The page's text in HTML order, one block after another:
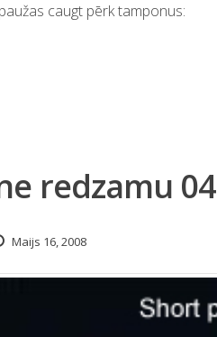
caugt pērk tamponus:
redzamu 04
Maijs 16, 2008